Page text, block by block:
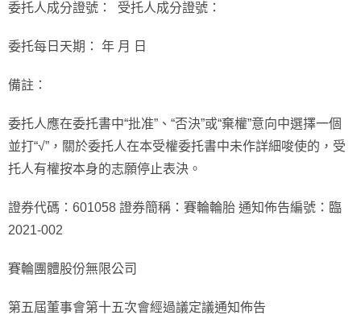
委托人成分證號： 受托人成分證號：
委托每日天期： 年 月 日
備註：
委托人應在委托書中“批准”、“否決”或“棄權”意向中選擇一個
並打“√”，關於委托人在本受權委托書中未作詳細唆使的，受
托人有權按本身的志願停止表決。
證券代碼：601058 證券簡稱：賽輪輪胎 通知佈告編號：臨
2021-002
賽輪團體股份無限公司
第五屆董事會第十五次會經過議定議通知佈告